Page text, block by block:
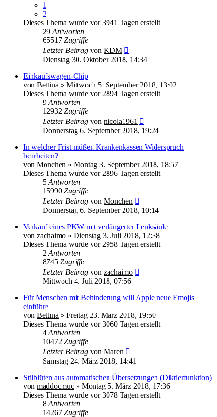
1
2
Dieses Thema wurde vor 3941 Tagen erstellt
29 Antworten
65517 Zugriffe
Letzter Beitrag von KDM
Dienstag 30. Oktober 2018, 14:34
Einkaufswagen-Chip
von Bettina » Mittwoch 5. September 2018, 13:02
Dieses Thema wurde vor 2894 Tagen erstellt
9 Antworten
12932 Zugriffe
Letzter Beitrag von nicola1961
Donnerstag 6. September 2018, 19:24
In welcher Frist müßen Krankenkassen Widerspruch
bearbeiten?
von Monchen » Montag 3. September 2018, 18:57
Dieses Thema wurde vor 2896 Tagen erstellt
5 Antworten
15990 Zugriffe
Letzter Beitrag von Monchen
Donnerstag 6. September 2018, 10:14
Verkauf eines PKW mit verlängerter Lenksäule
von zachaimo » Dienstag 3. Juli 2018, 12:38
Dieses Thema wurde vor 2958 Tagen erstellt
2 Antworten
8745 Zugriffe
Letzter Beitrag von zachaimo
Mittwoch 4. Juli 2018, 07:56
Für Menschen mit Behinderung will Apple neue Emojis
einführe
von Bettina » Freitag 23. März 2018, 19:50
Dieses Thema wurde vor 3060 Tagen erstellt
4 Antworten
10472 Zugriffe
Letzter Beitrag von Maren
Samstag 24. März 2018, 14:41
Stilblüten aus automatischen Übersetzungen (Diktierfunktion)
von maddocmuc » Montag 5. März 2018, 17:36
Dieses Thema wurde vor 3078 Tagen erstellt
8 Antworten
14267 Zugriffe